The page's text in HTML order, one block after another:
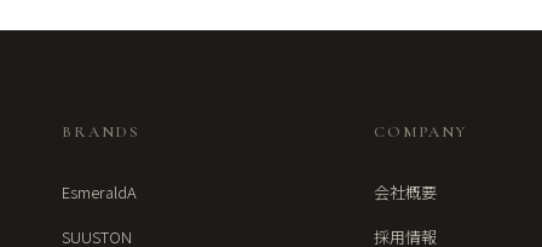
BRANDS
EsmeraldA
SUUSTON
COMPANY
会社概要
採用情報